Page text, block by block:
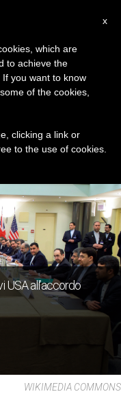
USA all’accordo
WIKIMEDIA COMMONS
x
which are
to achieve the
you want to know
of the cookies,
clicking a link or
to the use of cookies.